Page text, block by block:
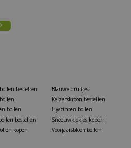
bestellen
bollen
bestellen
kopen
Blauwe druifjes
Keizerskroon bestellen
Hyacinten bollen
Sneeuwklokjes kopen
Voorjaarsbloembollen